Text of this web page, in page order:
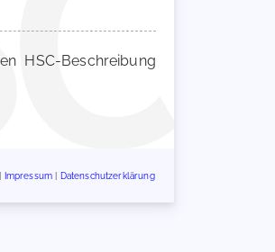
HSC-Beschreibung
Impressum Datenschutzerklärung